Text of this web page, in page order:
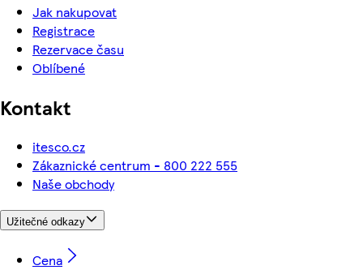
Jak nakupovat
Registrace
Rezervace času
Oblíbené
Kontakt
itesco.cz
Zákaznické centrum - 800 222 555
Naše obchody
Užitečné odkazy
Cena